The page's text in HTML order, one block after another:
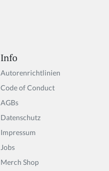
Info
Autorenrichtlinien
Code of Conduct
AGBs
Datenschutz
Impressum
Jobs
Merch Shop